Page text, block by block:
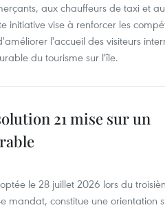
aux chauffeurs de taxi et
initiative vise à renforcer les
l'accueil des visiteurs
du tourisme sur l'île.
21 mise sur un
le 28 juillet 2026 lors du
mandat, constitue une orientation